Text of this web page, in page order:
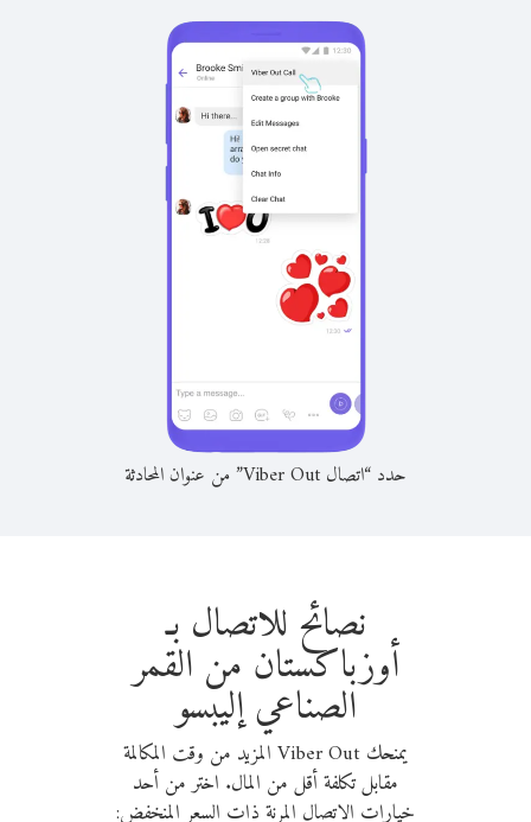
حدد “اتصال Viber Out” من عنوان المحادثة
نصائح للاتصال بـ
أوزباكستان من القمر
الصناعي إليبسو
يمنحك Viber Out المزيد من وقت المكالمة
مقابل تكلفة أقل من المال. اختر من أحد
خيارات الاتصال المرنة ذات السعر المنخفض: